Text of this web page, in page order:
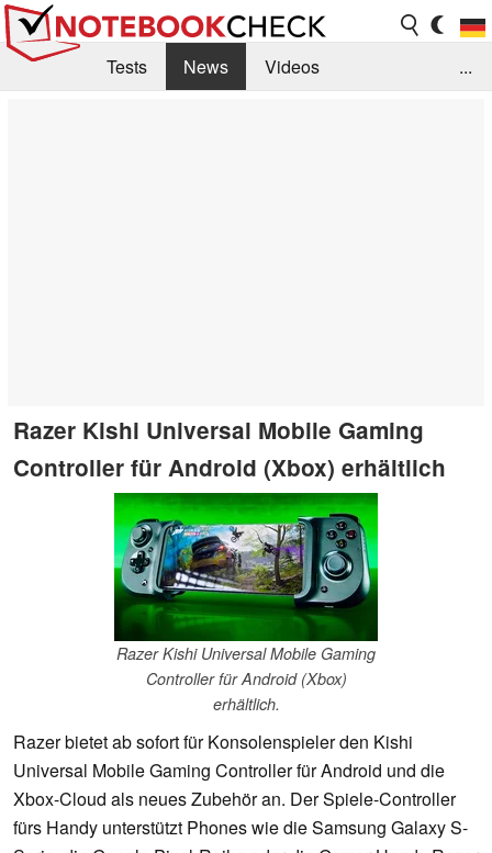
Tests News
Videos
...
Razer Kishi Universal Mobile Gaming
Controller für Android (Xbox) erhältlich
Razer Kishi Universal Mobile Gaming
Controller für Android (Xbox)
erhältlich.
Razer bietet ab sofort für Konsolenspieler den Kishi
Universal Mobile Gaming Controller für Android und die
Xbox-Cloud als neues Zubehör an. Der Spiele-Controller
fürs Handy unterstützt Phones wie die Samsung Galaxy S-